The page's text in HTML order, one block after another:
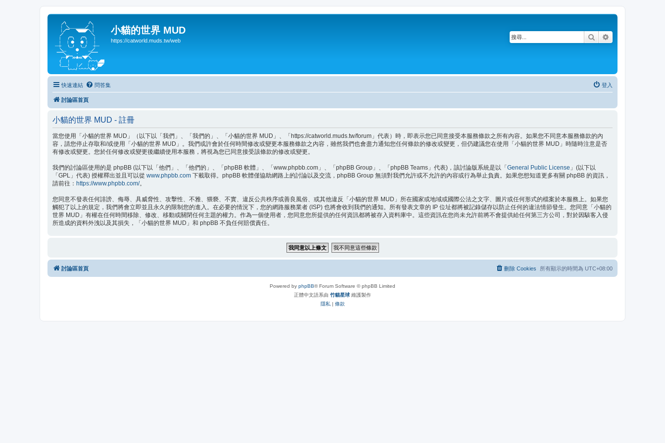
小貓的世界 MUD
https://catworld.muds.tw/web 搜尋
快速連結 問答集 登入
討論區首頁
小貓的世界 MUD - 註冊
當您使用「小貓的世界 MUD」（以下以「我們」、「我們的」、「小貓的世界 MUD」、「https://catworld.muds.tw/forum」代表）時，即表示您已同意接受本服務條款之所有內容。如果您不同意本服務條款的內
容，請您停止存取和/或使用「小貓的世界 MUD」。我們或許會於任何時間修改或變更本服務條款之內容，雖然我們也會盡力通知您任何條款的修改或變更，但仍建議您在使用「小貓的世界 MUD」時隨時注意是否
有修改或變更。您於任何修改或變更後繼續使用本服務，將視為您已同意接受該條款的修改或變更。
我們的討論區使用的是 phpBB (以下以「他們」、「他們的」、「phpBB 軟體」、「www.phpbb.com」、「phpBB Group」、「phpBB Teams」代表)，該討論版系統是以「 General Public License 」(以下以
「GPL」代表) 授權釋出並且可以從 www.phpbb.com 下載取得。phpBB 軟體僅協助網路上的討論以及交流，phpBB Group 無須對我們允許或不允許的內容或行為舉止負責。如果您想知道更多有關 phpBB 的資訊，
請前往： https://www.phpbb.com/。
您同意不發表任何誹謗、侮辱、具威脅性、攻擊性、不雅、猥褻、不實、違反公共秩序或善良風俗、或其他違反「小貓的世界 MUD」所在國家或地域或國際公法之文字、圖片或任何形式的檔案於本服務上。如果您
觸犯了以上的規定，我們將會立即並且永久的限制您的進入。在必要的情況下，您的網路服務業者 (ISP) 也將會收到我們的通知。所有發表文章的 IP 位址都將被記錄儲存以防止任何的違法情節發生。您同意「小貓的
世界 MUD」有權在任何時間移除、修改、移動或關閉任何主題的權力。作為一個使用者，您同意您所提供的任何資訊都將被存入資料庫中。這些資訊在您尚未允許前將不會提供給任何第三方公司，對於因駭客入侵
所造成的資料外洩以及其損失，「小貓的世界 MUD」和 phpBB 不負任何賠償責任。
討論區首頁 所有顯示的時間為 UTC+08:00
刪除 Cookies
Powered by phpBB® Forum Software © phpBB Limited
正體中文語系由 竹貓星球 維護製作
隱私 | 條款